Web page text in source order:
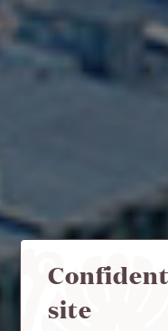
site